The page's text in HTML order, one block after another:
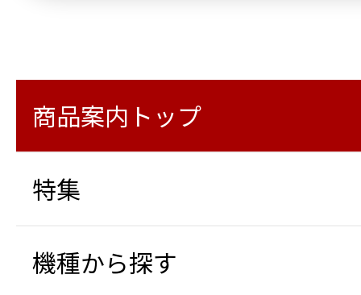
商品案内トップ
特集
機種から探す